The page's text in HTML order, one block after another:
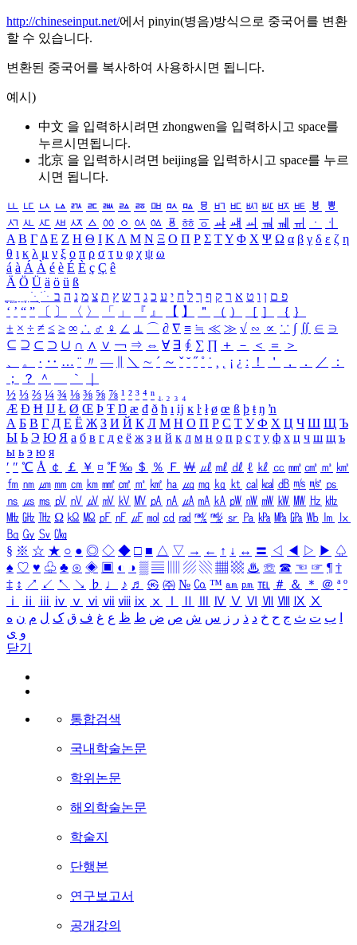
http://chineseinput.net/에서 pinyin(병음)방식으로 중국어를 변환
할 수 있습니다.
변환된 중국어를 복사하여 사용하시면 됩니다.
예시)
中文 을 입력하시려면 zhongwen을 입력하시고 space를
누르시면됩니다.
北京 을 입력하시려면 beijing을 입력하시고 space를 누르
시면 됩니다.
ㅥ ㅦ ㅧ ㅨ ㅩ ㅪ ㅫ ㅬ ㅭ ㅮ ㅯ ㅰ ㅱ ㅲ ㅳ ㅴ ㅵ ㅶ ㅷ ㅸ
ㅹ
ㅺ ㅻ ㅼ ㅽ ㅾ ㅿ ㆀ ㆁ ㆂ ㆃ ㆄ ㆅ ㆆ ㆇ ㆈ ㆉ ㆊ ㆋ ㆌ ㆍ
ㆎ
Α Β ΓΔ Ε Ζ Η Θ Ι ΚΛ Μ Ν Ξ Ο Π Ρ Σ ΤΥ Φ Χ Ψ Ω α β γ δ ε ζ η
θ ι κ λ μ ν ξ ο π ρ σ τ υ φ χ ψ ω
á à Á À é è É È ç Ç ê
Ä Ö Ü ä ö ü ß
ִֶֹ ֻּ ׁׂ פ ם ן ו ט א ר ק ף ך ל ח י ע כ ג ד ש ץ ת צ מ נ ה ב
‘ ’ “ ” 〔 〕 〈 〉 「 」 『 』 【 】 ＂ （ ） ［ ］ ｛ ｝
± × ÷ ≠ ≤ ≥ ∞ ∴ ♂ ♀ ∠ ⊥ ⌒ ∂ ∇ ≡ ≒ ≪ ≫ √ ∽ ∝ ∵ ∫ ∬ ∈ ∋
⊆ ⊇ ⊂ ⊃ ∪ ∩ ∧ ∨ ￢ ⇒ ⇔ ∀ ∃ ∮ ∑ ∏ ＋ － ＜ ＝
＞
、
。 · ‥ … ¨ 〃 ― ＼ ∼ ´ ～ ˇ ˘ ˝ ˚ ˙ ¸ ¡ ¿ ː ！ ＇ ， ． ／
：
；
？ ＾ ｀
½ ⅓ ⅔ ¼ ¾ ⅛ ⅜ ⅝ ⅞ ¹ ² ³ ⁴ ⁿ ₁ ₂ ₃ ₄
Æ Ð Ħ Ĳ Ł Ø Œ Þ Ŧ Ŋ æ đ ð ħ ı ĳ ĸ ŀ ł ø œ ß þ ŧ ŋ ŉ
А Б В Г Д Е Ё Ж З И Й К Л М Н О П Р С Т У Ф Х Ц Ч Ш Щ Ъ
Ы Ь Э Ю Я а б в г д е ё ж з и й к л м н о п р с т у ф х ц ч ш щ ъ
ы ь э ю я
′ ″ ℃ Å ￠ ￡ ￥ ¤ ℉ ‰ ＄ ％ Ｆ ￦ ㎕ ㎖ ㎗ ℓ ㎘ ㏄ ㎣ ㎤ ㎥ ㎦
㎙ ㎚ ㎛ ㎜ ㎝ ㎞ ㎟ ㎠ ㎡ ㎢ ㏊ ㎍ ㎎ ㎏ ㏏ ㎈ ㎉ ㏈ ㎧ ㎨ ㎰
㎱ ㎲ ㎳ ㎴ ㎵ ㎶ ㎷ ㎸ ㎹ ㎀ ㎁ ㎂ ㎃ ㎄ ㎺ ㎻ ㎽ ㎾ ㎿ ㎐ ㎑
㎒ ㎓ ㎔ Ω ㏀ ㏁ ㎊ ㎋ ㎌ ㏖ ㏅ ㎭ ㎮ ㎯ ㏛ ㎩ ㎪ ㎫ ㎬ ㏝ ㏐
㏓
㏃ ㏉ ㏜ ㏆
§ ※ ☆ ★ ○ ● ◎ ◇ ◆ □ ■ △ ▽ → ← ↑ ↓ ↔ 〓 ◁ ◀ ▷ ▶ ♤
♠ ♡ ♥ ♧ ♣ ⊙ ◈ ▣ ◐ ◑ ▒ ▤ ▨ ▧ ▦ ▩ ♨ ☏ ☎ ☜ ☞ ¶ †
‡ ↕ ↗ ↙ ↖ ↘ ♭ ♩ ♪ ♬ ㉿ ㈜ № ㏇ ™ ㏂ ㏘ ℡ ＃ ＆ ＊ ＠ ª º
ⅰ
ⅱ ⅲ ⅳ ⅴ ⅵ ⅶ ⅷ ⅸ ⅹ Ⅳ Ⅴ Ⅵ Ⅶ Ⅷ Ⅸ Ⅹ
ب ت ث ج ح خ د ذ ر ز س ش ص ض ط ظ ع غ ف ق ک ل م ن ه
و ی
닫기
통합검색
국내학술논문
학위논문
해외학술논문
학술지
단행본
연구보고서
공개강의